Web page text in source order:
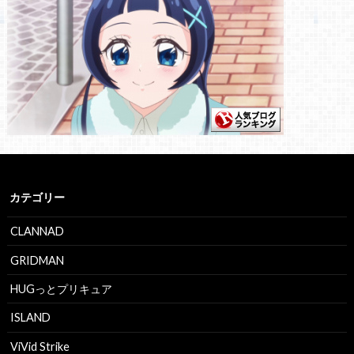
カテゴリー
CLANNAD
GRIDMAN
HUGっとプリキュア
ISLAND
ViVid Strike